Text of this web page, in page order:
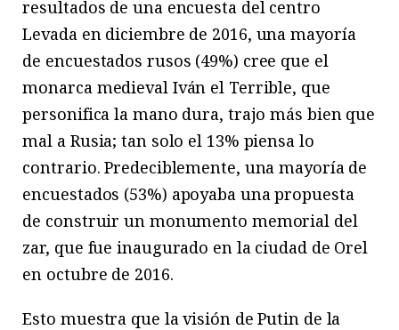
resultados de una encuesta del centro
Levada en diciembre de 2016, una mayoría
de encuestados rusos (49%) cree que el
monarca medieval Iván el Terrible, que
personifica la mano dura, trajo más bien que
mal a Rusia; tan solo el 13% piensa lo
contrario. Predeciblemente, una mayoría de
encuestados (53%) apoyaba una propuesta
de construir un monumento memorial del
zar, que fue inaugurado en la ciudad de Orel
en octubre de 2016.
Esto muestra que la visión de Putin de la